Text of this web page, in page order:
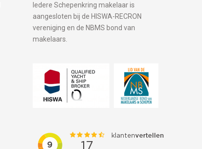
Iedere Schepenkring makelaar is
aangesloten bij de HISWA-RECRON
vereniging en de NBMS bond van
makelaars.